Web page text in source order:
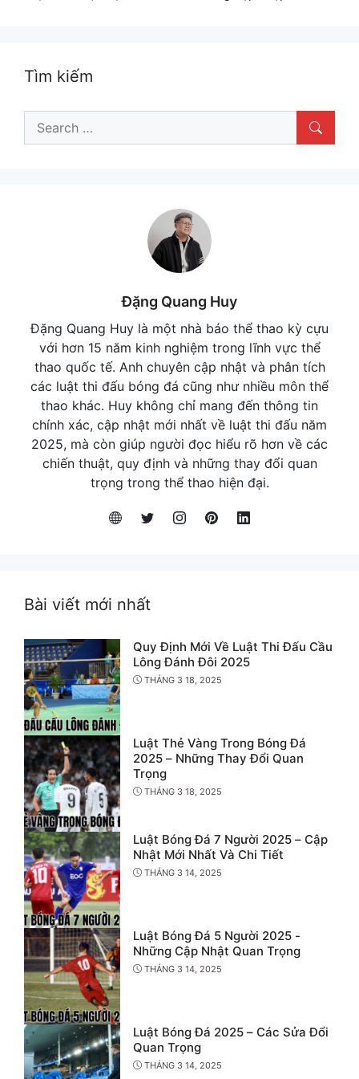
Tìm kiếm
Search
Đặng Quang Huy
Đặng Quang Huy là một nhà báo thể thao kỳ cựu
với hơn 15 năm kinh nghiệm trong lĩnh vực thể
thao quốc tế. Anh chuyên cập nhật và phân tích
các luật thi đấu bóng đá cũng như nhiều môn thể
thao khác. Huy không chỉ mang đến thông tin
chính xác, cập nhật mới nhất về luật thi đấu năm
2025, mà còn giúp người đọc hiểu rõ hơn về các
chiến thuật, quy định và những thay đổi quan
trọng trong thể thao hiện đại.
Bài viết mới nhất
Quy Định Mới Về Luật Thi Đấu Cầu
Lông Đánh Đôi 2025
THÁNG 3 18, 2025
Luật Thẻ Vàng Trong Bóng Đá
2025 – Những Thay Đổi Quan
Trọng
THÁNG 3 18, 2025
Luật Bóng Đá 7 Người 2025 – Cập
Nhật Mới Nhất Và Chi Tiết
THÁNG 3 14, 2025
Luật Bóng Đá 5 Người 2025 -
Những Cập Nhật Quan Trọng
THÁNG 3 14, 2025
Luật Bóng Đá 2025 – Các Sửa Đổi
Quan Trọng
THÁNG 3 14, 2025